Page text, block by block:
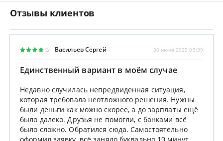
Отзывы клиентов
Васильев Сергей 30 июня 2025 09:39
Единственный вариант в моём случае
Недавно случилась непредвиденная ситуация,
которая требовала неотложного решения. Нужны
были деньги как можно скорее, а до зарплаты ещё
было далеко. Друзья не помогли, с банками всё
было сложно. Обратился сюда. Самостоятельно